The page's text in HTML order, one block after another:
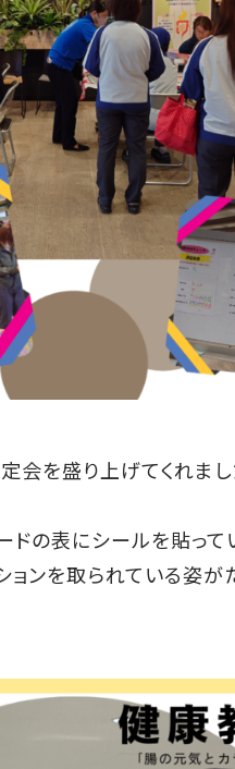
定会を盛り上げてくれま
ドの表にシールを貼って
ョンを取られている姿が